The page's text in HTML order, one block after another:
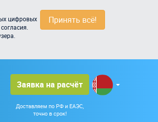
Принять всё!
цифровых
Заявка на расчёт
Доставляем по РФ и ЕАЭС,
точно в срок!